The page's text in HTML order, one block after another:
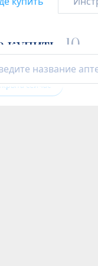
купить 10
сейчас